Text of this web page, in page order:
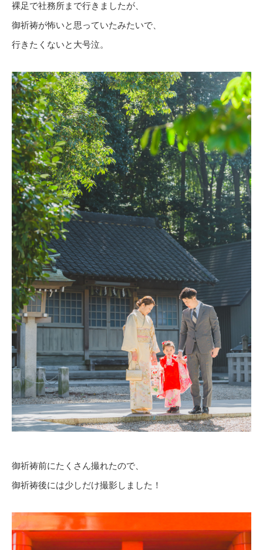
裸足で社務所まで行きましたが、
御祈祷が怖いと思っていたみたいで、
行きたくないと大号泣。
御祈祷前にたくさん撮れたので、
御祈祷後には少しだけ撮影しました！